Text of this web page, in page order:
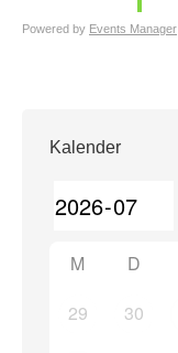
Powered by Events Manager
Kalender
M D
29
30